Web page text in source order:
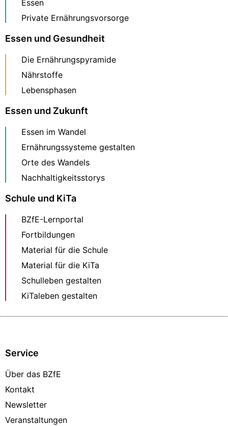
Essen
Private Ernährungsvorsorge
Essen und Gesundheit
Die Ernährungspyramide
Nährstoffe
Lebensphasen
Essen und Zukunft
Essen im Wandel
Ernährungssysteme gestalten
Orte des Wandels
Nachhaltigkeitsstorys
Schule und KiTa
BZfE-Lernportal
Fortbildungen
Material für die Schule
Material für die KiTa
Schulleben gestalten
KiTaleben gestalten
Service
Über das BZfE
Kontakt
Newsletter
Veranstaltungen